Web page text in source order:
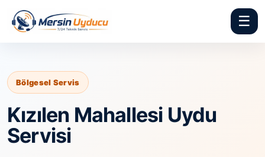
☰
Bölgesel Servis
Kızılen Mahallesi Uydu
Servisi